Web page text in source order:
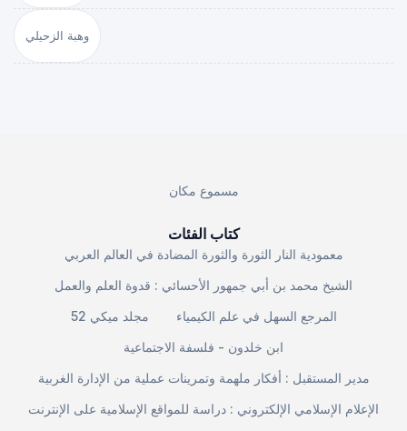
وهبة الزحيلي
مسموع مكان
كتاب الفئات
معمودية النار الثورة والثورة المضادة في العالم العربي
الشيخ محمد بن أبي جمهور الأحسائي : قدوة العلم والعمل
مجلد ميكي 52
المرجع السهل في علم الكيمياء
ابن خلدون - فلسفة الاجتماعية
مدير المستقبل : أفكار ملهمة وتمرينات عملية من الإدارة الغربية
الإعلام الإسلامي الإلكتروني : دراسة للمواقع الإسلامية على الإنترنت